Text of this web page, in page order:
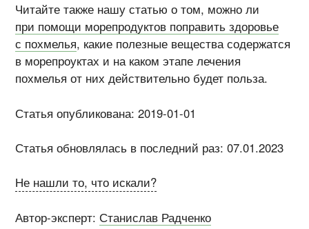
Читайте также нашу статью о том, можно ли
при помощи морепродуктов поправить здоровье
с похмелья, какие полезные вещества содержатся
в морепроуктах и на каком этапе лечения
похмелья от них действительно будет польза.
Статья опубликована: 2019-01-01
Статья обновлялась в последний раз: 07.01.2023
Не нашли то, что искали?
Автор-эксперт:Станислав Радченко